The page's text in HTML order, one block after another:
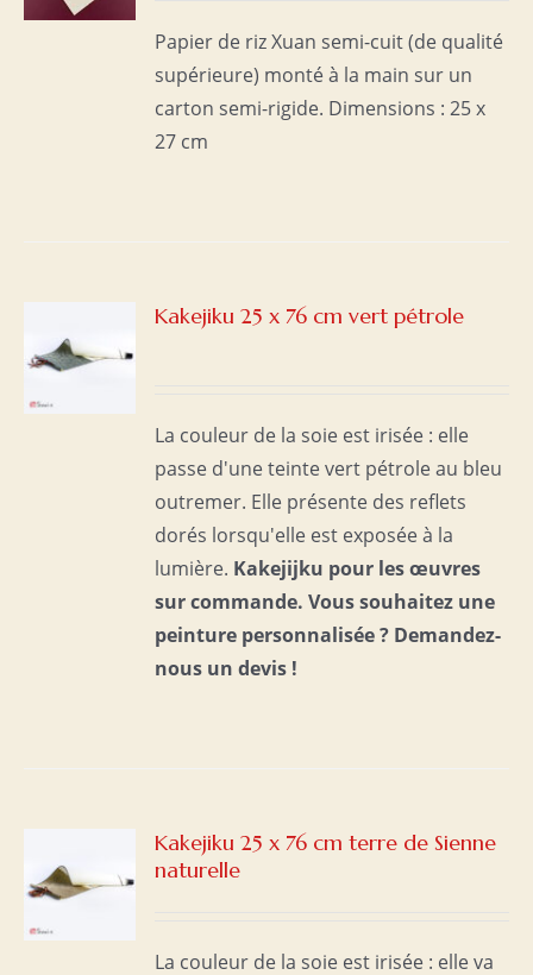
Papier de riz Xuan semi-cuit (de qualité
supérieure) monté à la main sur un
carton semi-rigide. Dimensions : 25 x
27 cm
Kakejiku 25 x 76 cm vert pétrole
La couleur de la soie est irisée : elle
passe d'une teinte vert pétrole au bleu
outremer. Elle présente des reflets
dorés lorsqu'elle est exposée à la
lumière. Kakejijku pour les œuvres
sur commande. Vous souhaitez une
peinture personnalisée ? Demandez-
nous un devis !
Kakejiku 25 x 76 cm terre de Sienne
naturelle
La couleur de la soie est irisée : elle va